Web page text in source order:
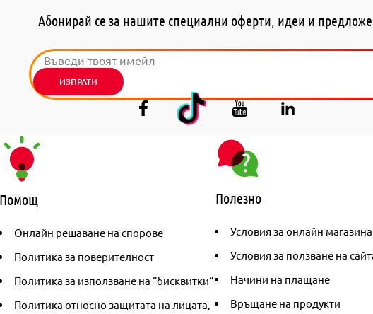
Абонирай се за нашите специални оферти, идеи и
ИЗПРАТИ
Помощ
Онлайн решаване на спорове
Политика за поверителност
Политика за използване на “бисквитки“
Политика относно защитата на лицата,
Полезно
Условия за онлайн магазина
Условия за ползване на
Начини на плащане
Връщане на продукти